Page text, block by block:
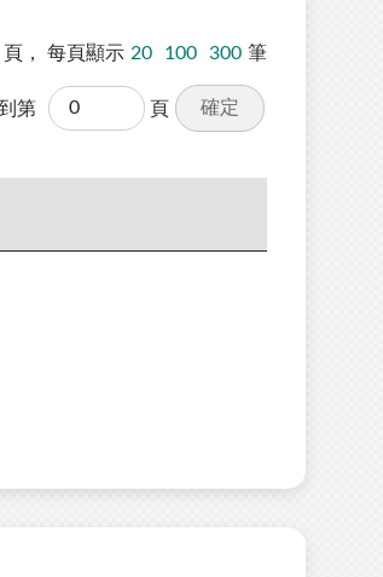
頁， 每頁顯示 20 100 300 筆
第 頁 確定